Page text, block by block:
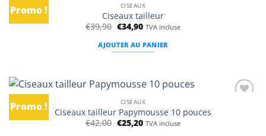
Promo ! CISEAUX
Ciseaux tailleur
€39,90 Le
prix
initial
était :
€34,90Le
actuel
est :
TVA incluse
AJOUTER AU PANIER
Promo ! CISEAUX
Ciseaux tailleur Papymousse 10 pouces
€42,00 Le
prix
€25,20Le
TVA incluse